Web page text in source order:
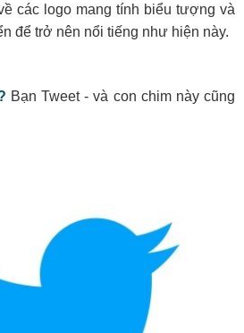
các logo mang tính biểu tượng và
để trở nên nổi tiếng như hiện này.
Bạn Tweet - và con chim này cũng